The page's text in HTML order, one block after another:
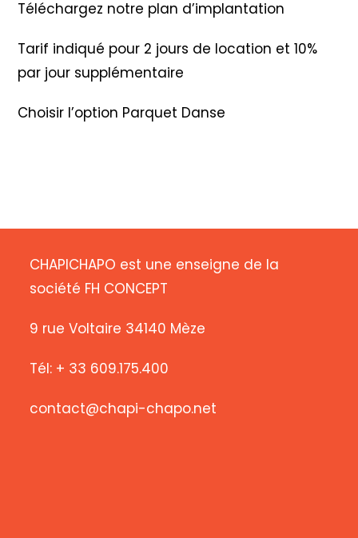
Téléchargez notre plan d’implantation
Tarif indiqué pour 2 jours de location et 10%
par jour supplémentaire
Choisir l’option Parquet Danse
CHAPICHAPO est une enseigne de la
société FH CONCEPT
9 rue Voltaire 34140 Mèze
Tél: + 33 609.175.400
contact@chapi-chapo.net